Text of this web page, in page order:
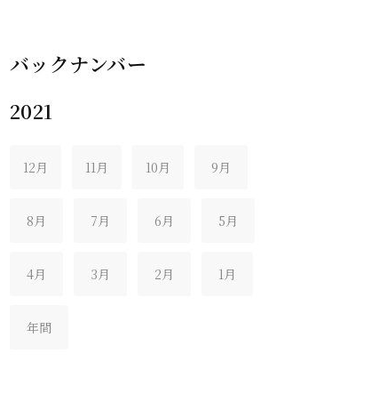
バックナンバー
2021
12月 11月 10月 9月
8月 7月 6月 5月
4月 3月 2月 1月
年間